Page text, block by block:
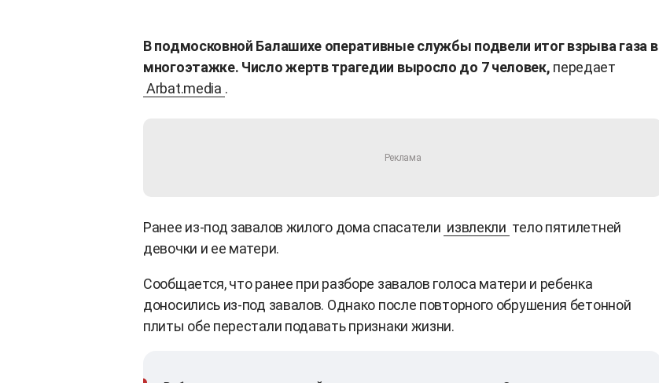
В подмосковной Балашихе оперативные службы подвели итог взрыва газа в
многоэтажке. Число жертв трагедии выросло до 7 человек, передает
Arbat.media .
Ранее из-под завалов жилого дома спасатели извлекли тело пятилетней
девочки и ее матери.
Сообщается, что ранее при разборе завалов голоса матери и ребенка
доносились из-под завалов. Однако после повторного обрушения бетонной
плиты обе перестали подавать признаки жизни.